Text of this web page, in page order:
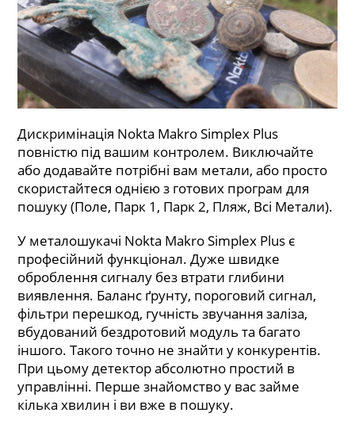
Дискримінація Nokta Makro Simplex Plus
повністю під вашим контролем. Виключайте
або додавайте потрібні вам метали, або просто
скористайтеся однією з готових програм для
пошуку (Поле, Парк 1, Парк 2, Пляж, Всі Метали).
У металошукачі Nokta Makro Simplex Plus є
професійний функціонал. Дуже швидке
оброблення сигналу без втрати глибини
виявлення. Баланс ґрунту, пороговий сигнал,
фільтри перешкод, гучність звучання заліза,
вбудований бездротовий модуль та багато
іншого. Такого точно не знайти у конкурентів.
При цьому детектор абсолютно простий в
управлінні. Перше знайомство у вас займе
кілька хвилин і ви вже в пошуку.